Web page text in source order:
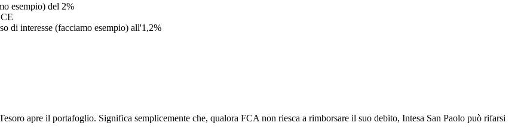
esempio) del 2%
di interesse (facciamo esempio) all'1,2%
apre il portafoglio. Significa semplicemente che, qualora FCA non riesca a rimborsare il suo debito, Intesa San Paolo può rifarsi